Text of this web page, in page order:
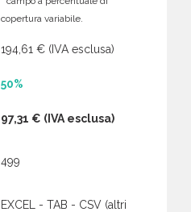
copertura variabile.
194,61 € (IVA esclusa)
50%
97,31 € (IVA esclusa)
499
EXCEL - TAB - CSV (altri